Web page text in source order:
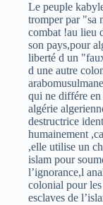
Le peuple
tromper par "sa
combat !au lieu
son pays,pour
liberté d un
d une autre
qui ne différe en
algérie
destructrice
humainement
,elle utilise un
islam pour
l’ignorance,l
colonial pour
esclaves de